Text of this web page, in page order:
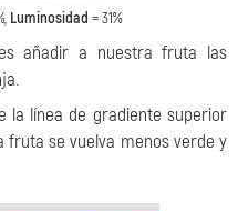
Luminosidad = 31%
añadir a nuestra fruta las
la línea de gradiente superior
fruta se vuelva menos verde y